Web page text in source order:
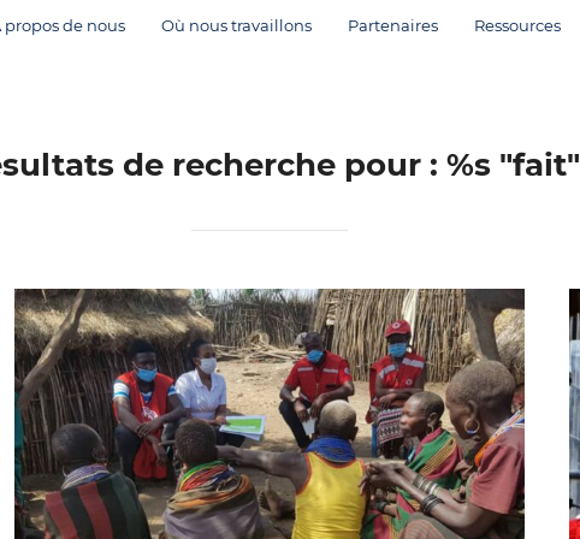
propos de nous Où nous travaillons Partenaires Ressources
de recherche pour : %s "fait"